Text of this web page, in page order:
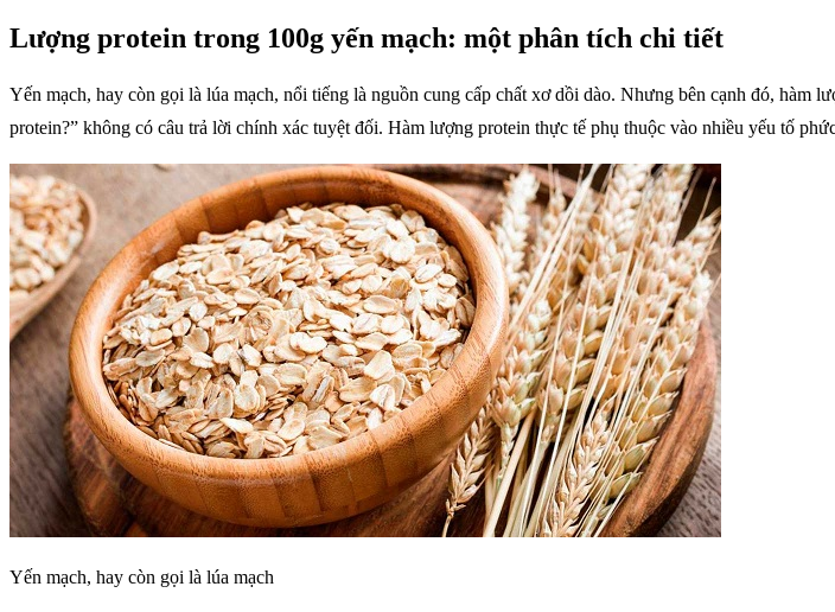
Lượng protein trong 100g yến mạch: một phân tích chi tiết
Yến mạch, hay còn gọi là lúa mạch, nổi tiếng là nguồn cung cấp chất xơ dồi dào. Nhưng bên cạnh đó, hàm
protein?” không có câu trả lời chính xác tuyệt đối. Hàm lượng protein thực tế phụ thuộc vào nhiều yếu tố
Yến mạch, hay còn gọi là lúa mạch